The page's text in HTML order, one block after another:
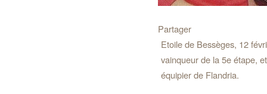
Partager
Etoile de Bessèges, 12
vainqueur de la 5e étape,
équipier de Flandria.